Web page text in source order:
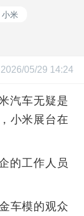
小米
2026/05/29 14:24
汽车无疑是
小米展台在
的工作人员
车模的观众